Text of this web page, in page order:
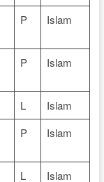
P Islam
P Islam
L
Islam
P Islam
L Islam